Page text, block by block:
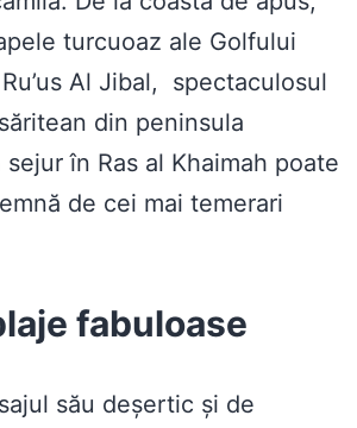
turcuoaz ale Golfului
Al Jibal, spectaculosul
din peninsula
în Ras al Khaimah poate
de cei mai temerari
fabuloase
său deșertic și de